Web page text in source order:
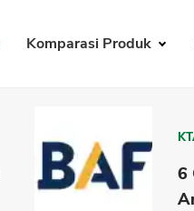
Komparasi Produk
6